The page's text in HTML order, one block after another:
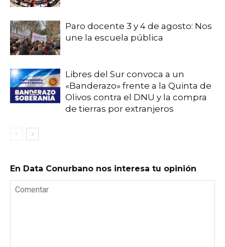
Paro docente 3 y 4 de agosto: Nos
une la escuela pública
Libres del Sur convoca a un
«Banderazo» frente a la Quinta de
Olivos contra el DNU y la compra
de tierras por extranjeros
En Data Conurbano nos interesa tu opinión